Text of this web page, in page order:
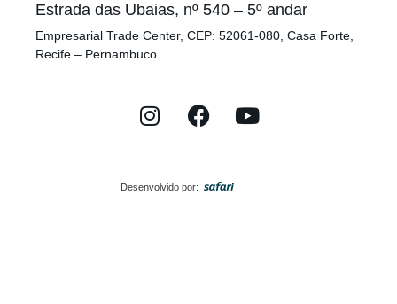
Estrada das Ubaias, nº 540 – 5º andar
Empresarial Trade Center, CEP: 52061-080, Casa Forte,
Recife – Pernambuco.
Desenvolvido por: